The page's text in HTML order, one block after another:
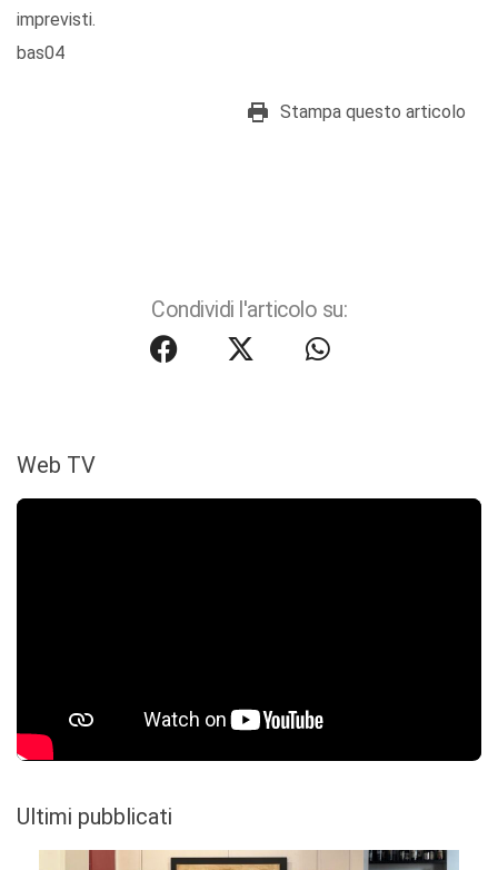
imprevisti.
bas04
Stampa questo articolo
Condividi l'articolo su:
Web TV
Ultimi pubblicati